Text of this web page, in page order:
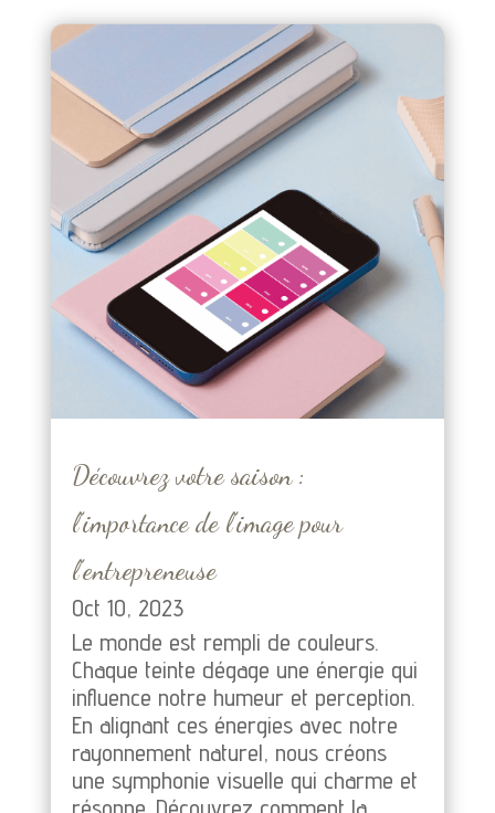
Découvrez votre saison :
l’importance de l’image pour
l’entrepreneuse
Oct 10, 2023
Le monde est rempli de couleurs.
Chaque teinte dégage une énergie qui
influence notre humeur et perception.
En alignant ces énergies avec notre
rayonnement naturel, nous créons
une symphonie visuelle qui charme et